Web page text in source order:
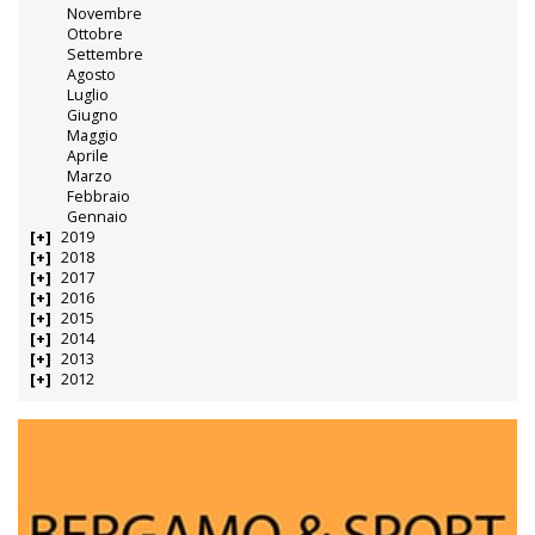
Novembre
Ottobre
Settembre
Agosto
Luglio
Giugno
Maggio
Aprile
Marzo
Febbraio
Gennaio
2019
2018
2017
2016
2015
2014
2013
2012